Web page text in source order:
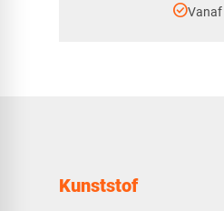
check_circleVanaf
Kunststof